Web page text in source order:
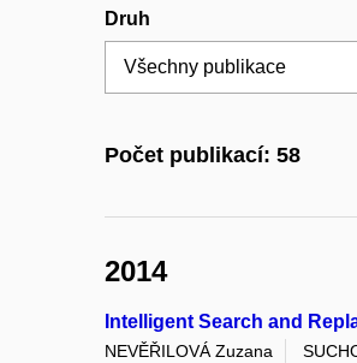
Druh
Počet publikací: 58
2014
Intelligent Search and
NEVĚŘILOVÁ Zuzana